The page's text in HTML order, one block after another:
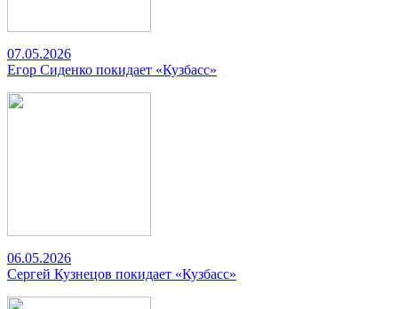
07.05.2026
Егор Сиденко покидает «Кузбасс»
06.05.2026
Сергей Кузнецов покидает «Кузбасс»